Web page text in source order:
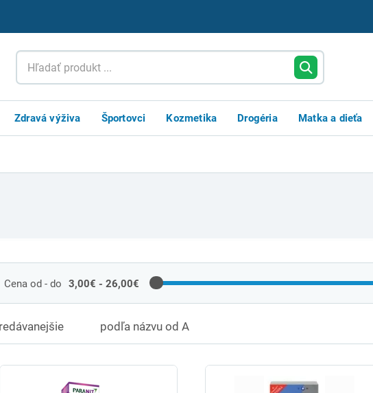
Zdravá výživa Športovci Kozmetika Drogéria Matka a dieťa
Cena od - do 3,00€ - 26,00€
podľa názvu od A